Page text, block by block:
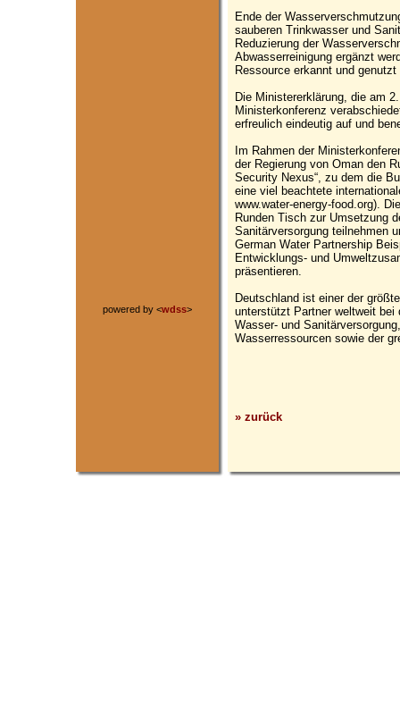
powered by <wdss>
Ende der
sauberen Trinkwasser und
Reduzierung der
Abwasserreinigung ergänzt
Ressource erkannt und genutzt
Die Ministererklärung, die am
Ministerkonferenz
erfreulich eindeutig auf und
Im Rahmen der
der Regierung von Oman den
Security Nexus“, zu dem die
eine viel beachtete
www.water-energy-food.org).
Runden Tisch zur Umsetzung
Sanitärversorgung teilnehmen
German Water Partnership
Entwicklungs- und
präsentieren.
Deutschland ist einer der
unterstützt Partner weltweit
Wasser- und
Wasserressourcen sowie der
» zurück